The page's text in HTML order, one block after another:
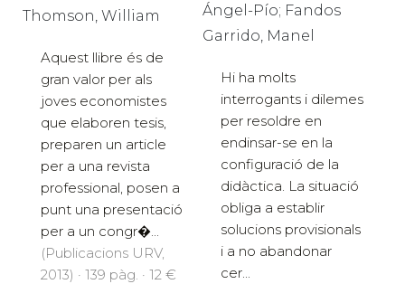
Thomson, William
Aquest llibre és de
gran valor per als
joves economistes
que elaboren tesis,
preparen un article
per a una revista
professional, posen a
punt una presentació
per a un congr�...
(Publicacions URV,
2013) · 139 pàg. · 12 €
Ángel-Pío; Fandos
Garrido, Manel
Hi ha molts
interrogants i dilemes
per resoldre en
endinsar-se en la
configuració de la
didàctica. La situació
obliga a establir
solucions provisionals
i a no abandonar
cer...